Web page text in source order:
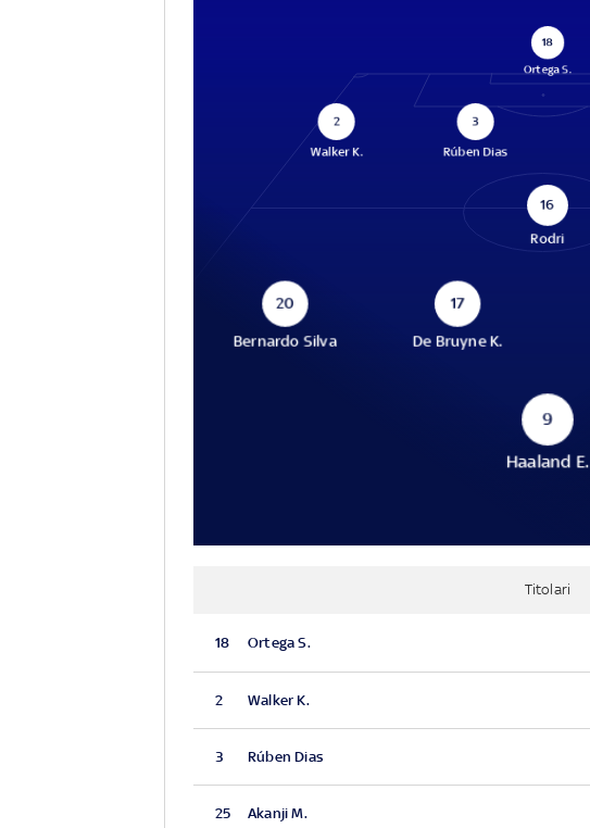
18
Ortega S.
2
Walker K.
3
Rúben Dias
16
Rodri
20
Bernardo Silva
17
De Bruyne K.
9
Haaland E.
Titolari
18 Ortega S.
2 Walker K.
3 Rúben Dias
25 Akanji M.